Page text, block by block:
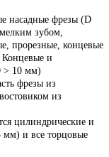
насадные фрезы (D
зубом,
прорезные, концевые
и
> 10 мм)
фрезы из
из
цилиндрические и
мм) и все торцовые